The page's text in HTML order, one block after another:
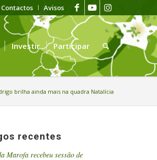
Contactos Avisos
Investir Participar
brilha ainda mais na quadra Natalícia
recentes
Marofa recebeu sessão de